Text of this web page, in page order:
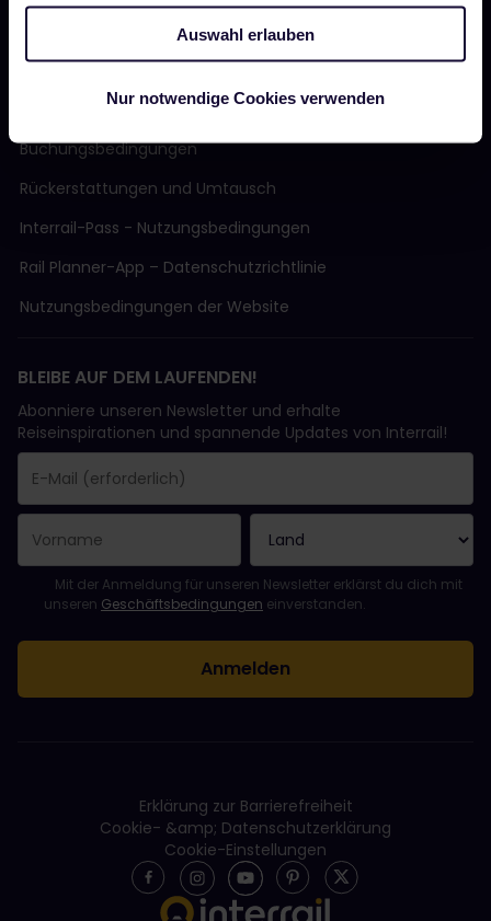
Auswahl erlauben
Nur notwendige Cookies verwenden
Support
Buchungsbedingungen
Rückerstattungen und Umtausch
Interrail-Pass - Nutzungsbedingungen
Rail Planner-App – Datenschutzrichtlinie
Nutzungsbedingungen der Website
BLEIBE AUF DEM LAUFENDEN!
Abonniere unseren Newsletter und erhalte
Reiseinspirationen und spannende Updates von Interrail!
Sie haben sich erfolgreich angemeldet.
Das Feld „E-Mail-Adresse“ ist ein Pflichtfeld!
Diese E-Mail-Adresse ist ungültig!
Beim Abonnieren des Newsletters ist ein Fehler aufgetreten.
Du hast diesen Newsletter bereits abonniert!
Bitte stimme den Allgemeinen Geschäftsbedingungen zu, um
Mit der Anmeldung für unseren Newsletter erklärst du dich mit
unseren Geschäftsbedingungen einverstanden.
Erklärung zur Barrierefreiheit
Cookie- &amp; Datenschutzerklärung
Cookie-Einstellungen